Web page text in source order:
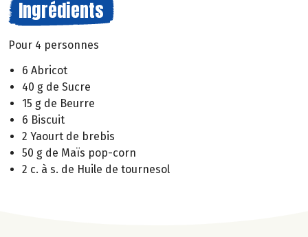
Ingrédients
Pour 4 personnes
6 Abricot
40 g de Sucre
15 g de Beurre
6 Biscuit
2 Yaourt de brebis
50 g de Maïs pop-corn
2 c. à s. de Huile de tournesol